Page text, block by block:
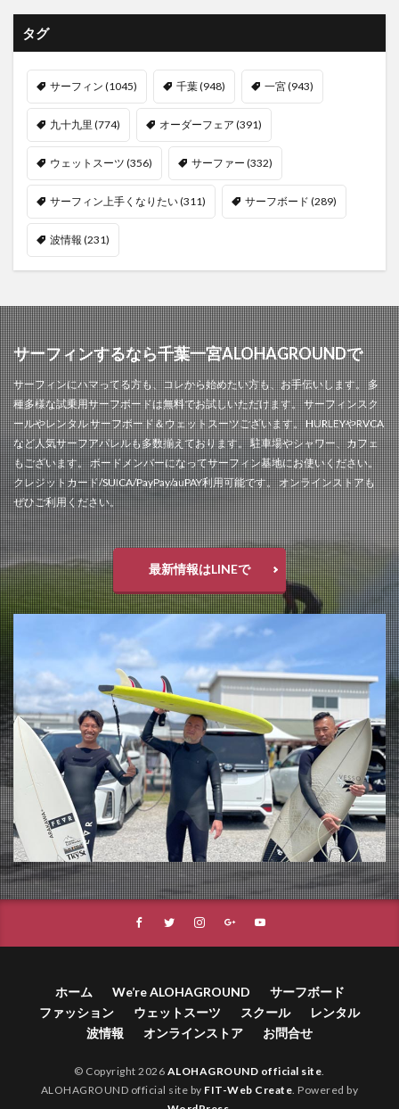
タグ
サーフィン (1045) 千葉(948) 一宮(943)
九十九里 (774) オーダーフェア (391)
ウェットスーツ (356) サーファー (332)
サーフィン上手くなりたい(311) サーフボード (289)
波情報 (231)
サーフィンするなら千葉一宮ALOHAGROUNDで
サーフィンにハマってる方も、コレから始めたい方も、お手伝いします。 多
種多様な試乗用サーフボードは無料でお試しいただけます。 サーフィンスク
ールやレンタル サーフボード＆ウェットスーツございます。 HURLEYやRVCA
など人気サーフアパレルも多数揃えております。 駐車場やシャワー、カフェ
もございます。 ボードメンバーになってサーフィン基地にお使いください。
クレジットカード/SUICA/PayPay/auPAY利用可能です。 オンラインストアも
ぜひご利用ください。
最新情報はLINEで
ホーム We’re ALOHAGROUND
サーフボード
ファッション
ウェットスーツ スクール
レンタル
波情報
オンラインストア お問合せ
© Copyright 2026 ALOHAGROUND official site.
ALOHAGROUND official site by FIT-Web Create. Powered by